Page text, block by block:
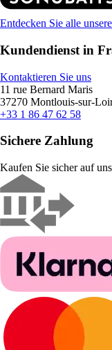
Entdecken Sie alle
Kundendienst in
Kontaktieren Sie uns
11 rue Bernard Maris
37270 Montlouis-sur-
+33 1 86 47 62 58
Sichere Zahlung
Kaufen Sie sicher auf